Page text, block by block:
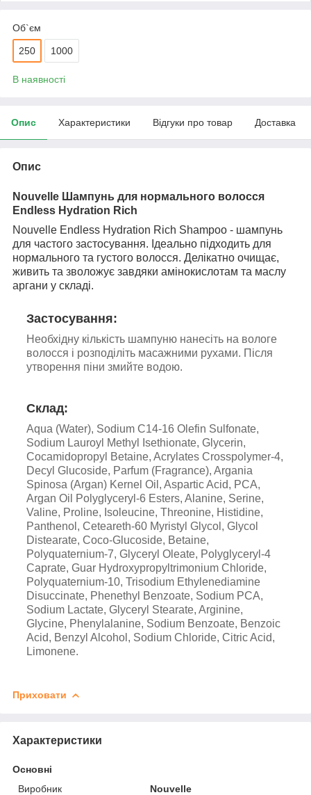
Об`єм
250 1000
В наявності
Опис Характеристики Відгуки про товар Доставка
Опис
Nouvelle Шампунь для нормального волосся
Endless Hydration Rich
Nouvelle Endless Hydration Rich Shampoo - шампунь
для частого застосування. Ідеально підходить для
нормального та густого волосся. Делікатно очищає,
живить та зволожує завдяки амінокислотам та маслу
аргани у складі.
Застосування:
Необхідну кількість шампуню нанесіть на вологе
волосся і розподіліть масажними рухами. Після
утворення піни змийте водою.
Склад:
Aqua (Water), Sodium C14-16 Olefin Sulfonate,
Sodium Lauroyl Methyl Isethionate, Glycerin,
Cocamidopropyl Betaine, Acrylates Crosspolymer-4,
Decyl Glucoside, Parfum (Fragrance), Argania
Spinosa (Argan) Kernel Oil, Aspartic Acid, PCA,
Argan Oil Polyglyceryl-6 Esters, Alanine, Serine,
Valine, Proline, Isoleucine, Threonine, Histidine,
Panthenol, Ceteareth-60 Myristyl Glycol, Glycol
Distearate, Coco-Glucoside, Betaine,
Polyquaternium-7, Glyceryl Oleate, Polyglyceryl-4
Caprate, Guar Hydroxypropyltrimonium Chloride,
Polyquaternium-10, Trisodium Ethylenediamine
Disuccinate, Phenethyl Benzoate, Sodium PCA,
Sodium Lactate, Glyceryl Stearate, Arginine,
Glycine, Phenylalanine, Sodium Benzoate, Benzoic
Acid, Benzyl Alcohol, Sodium Chloride, Citric Acid,
Limonene.
Приховати
Характеристики
Основні
Виробник
Nouvelle